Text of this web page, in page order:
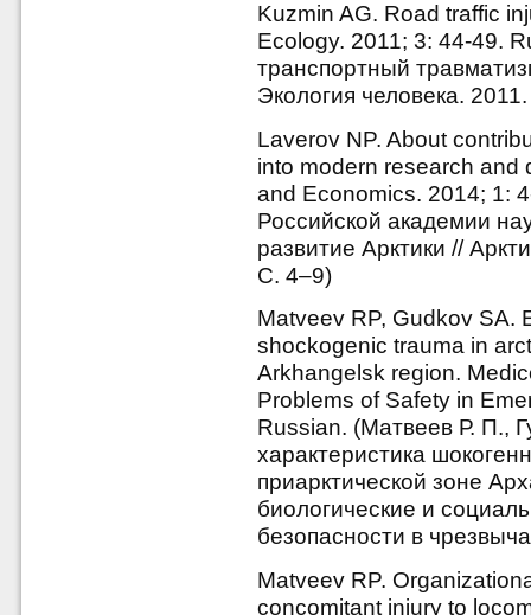
Kuzmin AG. Road traffic
Ecology. 2011; 3: 44-49.
транспортный
Экология человека.
Laverov NP. About
into modern research and
and Economics. 2014; 1:
Российской академии
развитие Арктики //
С. 4–9)
Matveev RP, Gudkov SA.
shockogenic trauma in
Arkhangelsk region.
Problems of Safety in
Russian. (Матвеев Р. П.,
характеристика
приарктической зоне
биологические и
безопасности в
Matveev RP.
concomitant injury to